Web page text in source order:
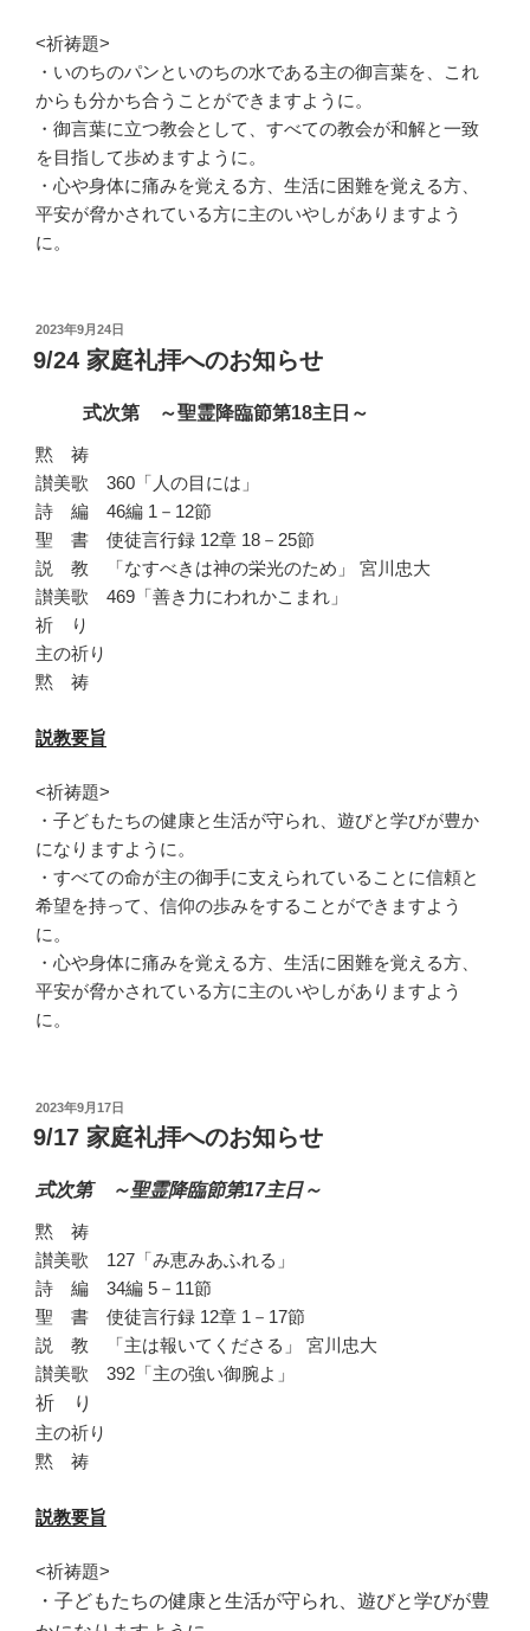
<祈祷題>
・いのちのパンといのちの水である主の御言葉を、
これ
からも分かち合うことができますように。
・御言葉に立つ教会として、 すべての教会が和解と一致
を目指して歩めますように。
・心や身体に痛みを覚える方、生活に困難を覚える方、
平安が脅かされている方に主のいやしがありますよう
に。
投
稿
日:
2023年9月24日
9/24 家庭礼拝へのお知らせ
式次第 ～聖霊降臨節第18主日～
黙 祷
讃美歌 360「人の目には」
詩 編 46編 1－12節
聖 書 使徒言行録 12章 18－25節
説 教 「なすべきは神の栄光のため」 宮川忠大
讃美歌 469「善き力にわれかこまれ」
祈 り
主の祈り
黙 祷
説教要旨
<祈祷題>
・子どもたちの健康と生活が守られ、 遊びと学びが豊か
になりますように。
・ すべての命が主の御手に支えられていることに信頼と
希望を持って
、信仰の歩みをすることができますよう
に。
・心や身体に痛みを覚える方、生活に困難を覚える方、
平安が脅かされている方に主のいやしがありますよう
に。
投
稿
日:
2023年9月17日
9/17 家庭礼拝へのお知らせ
式次第 ～聖霊降臨節第17主日～
黙 祷
讃美歌 127「み恵みあふれる」
詩 編 34編 5－11節
聖 書 使徒言行録 12章 1－17節
説 教 「主は報いてくださる」 宮川忠大
讃美歌 392「主の強い御腕よ」
祈 り
主の祈り
黙 祷
説教要旨
<祈祷題>
・子どもたちの健康と生活が守られ、 遊びと学びが豊